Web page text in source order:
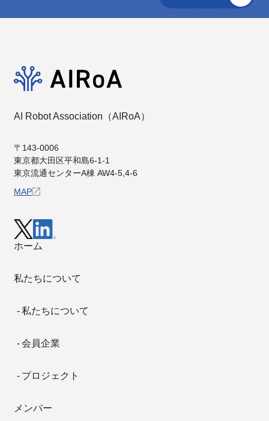
AI Robot Association（AIRoA）
〒143-0006
東京都⼤⽥区平和島6-1-1
東京流通センターA棟 AW4-5,4-6
MAP
ホーム
私たちについて
私たちについて
会員企業
プロジェクト
メンバー